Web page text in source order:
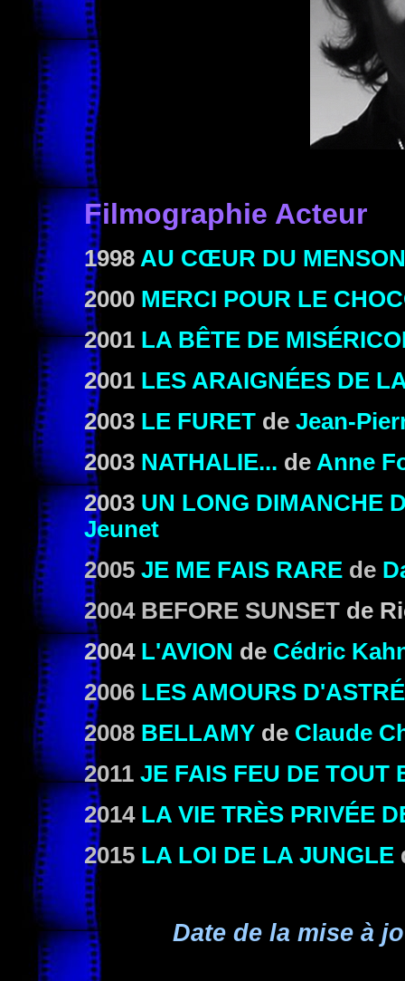
Filmographie Acteur
1998 AU CŒUR DU
2000 MERCI POUR LE
2001 LA BÊTE DE
2001 LES ARAIGNÉES DE
2003 LE FURET de Jean-
2003 NATHALIE... de Anne
2003 UN LONG DIMANCHE
Jeunet
2005 JE ME FAIS RARE de
2004 BEFORE SUNSET de
2004 L'AVION de Cédric
2006 LES AMOURS
2008 BELLAMY de Claude
2011 JE FAIS FEU DE TOUT
2014 LA VIE TRÈS PRIVÉE
2015 LA LOI DE LA JUNGLE
Date de la mise à